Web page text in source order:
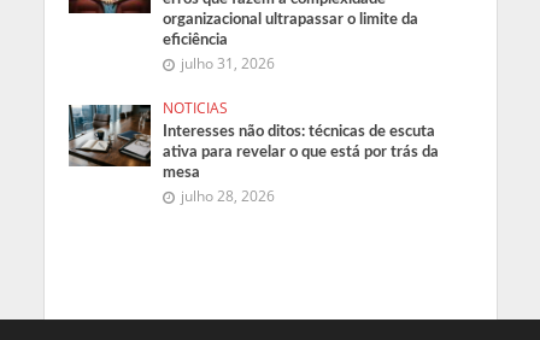
organizacional ultrapassar o limite da
eficiência
julho 31, 2026
NOTICIAS
Interesses não ditos: técnicas de escuta
ativa para revelar o que está por trás da
mesa
julho 28, 2026